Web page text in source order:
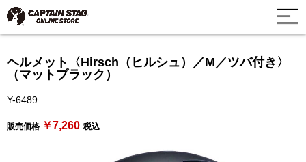
ヘルメット〈Hirsch（ヒルシュ）／M／ツバ付き〉
（マットブラック）
Y-6489
販売価格 ￥7,260 税込